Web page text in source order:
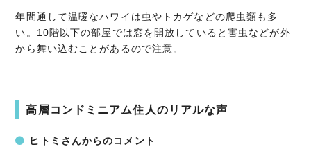
年間通して温暖なハワイは虫やトカゲなどの爬虫類も多
い。10階以下の部屋では窓を開放していると害虫などが外
から舞い込むことがあるので注意。
高層コンドミニアム住人のリアルな声
ヒトミさんからのコメント